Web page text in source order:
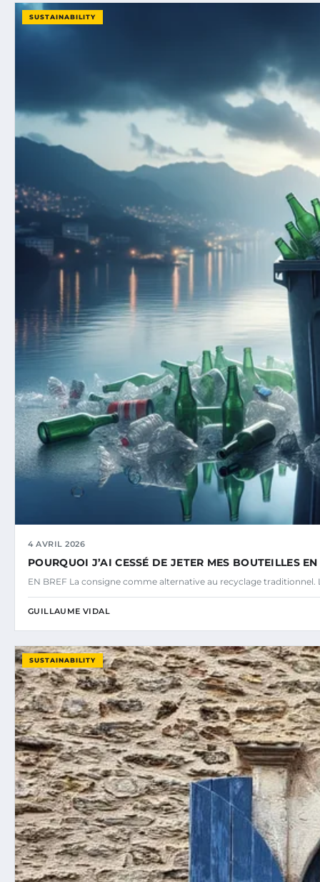
SUSTAINABILITY
4 AVRIL 2026
POURQUOI J’AI CESSÉ DE JETER MES BOUTEILLES
EN BREF La consigne comme alternative au recyclage traditionnel.
GUILLAUME VIDAL
SUSTAINABILITY